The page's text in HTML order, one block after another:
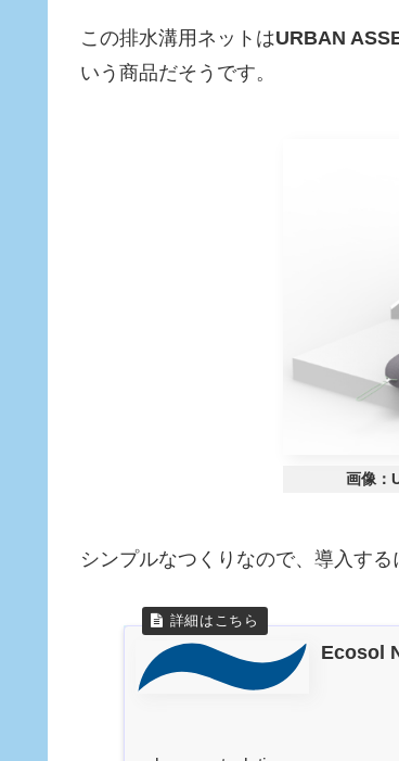
この排水溝用ネットはURBAN
いう商品だそうです。
画像：
シンプルなつくりなので、導入す
Ecosol